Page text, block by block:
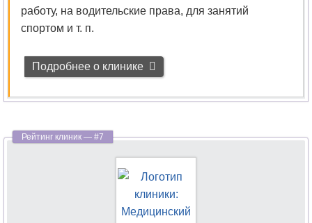
работу, на водительские права, для занятий
спортом и т. п.
Подробнее о клинике